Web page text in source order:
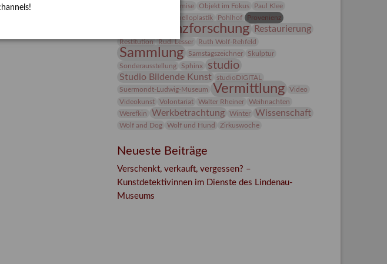
Neue Remise Objekt im Fokus
Paul Klee
Phelloplastik Pohlhof Provenienz
Provenienzforschung Restaurierung
Restitution Rudi Lesser Ruth Wolf-Rehfeld
Sammlung Samstagszeichner
Skulptur
Sonderausstellung
Sphinx studio
Studio Bildende Kunst
studioDIGITAL
Suermondt-Ludwig-Museum
Vermittlung
Video
Videokunst
Volontariat Walter Rheiner
Weihnachten
Werefkin
Werkbetrachtung Winter Wissenschaft
Wolf and Dog Wolf und Hund Zirkuswoche
Neueste Beiträge
Verschenkt, verkauft, vergessen? –
Kunstdetektivinnen im Dienste des Lindenau-
Museums